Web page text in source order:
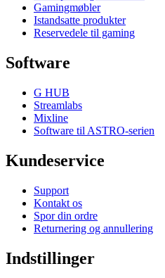
Gamingmøbler
Istandsatte produkter
Reservedele til gaming
Software
G HUB
Streamlabs
Mixline
Software til ASTRO-serien
Kundeservice
Support
Kontakt os
Spor din ordre
Returnering og annullering
Indstillinger